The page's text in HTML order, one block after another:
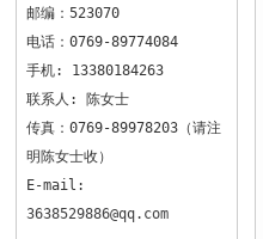
邮编：523070
电话：0769-89774084
手机: 13380184263
联系人: 陈女士
传真：0769-89978203（请注
明陈女士收）
E-mail:
3638529886@qq.com